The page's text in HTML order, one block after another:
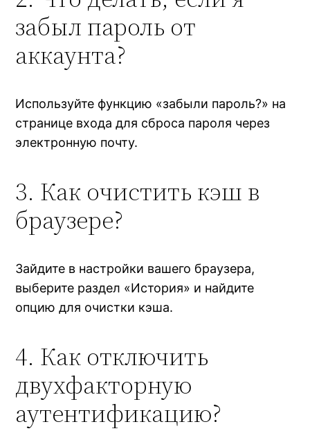
забыл пароль от
аккаунта?
Используйте функцию «забыли пароль?» на
странице входа для сброса пароля через
электронную почту.
3. Как очистить кэш в
браузере?
Зайдите в настройки вашего браузера,
выберите раздел «История» и найдите
опцию для очистки кэша.
4. Как отключить
двухфакторную
аутентификацию?